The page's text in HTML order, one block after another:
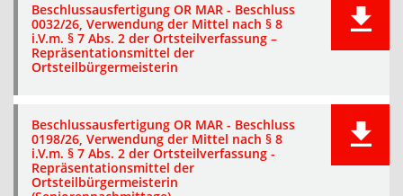
Beschlussausfertigung OR MAR - Beschluss
0032/26, Verwendung der Mittel nach § 8
i.V.m. § 7 Abs. 2 der Ortsteilverfassung –
Repräsentationsmittel der
Ortsteilbürgermeisterin
Beschlussausfertigung OR MAR - Beschluss
0198/26, Verwendung der Mittel nach § 8
i.V.m. § 7 Abs. 2 der Ortsteilverfassung -
Repräsentationsmittel der
Ortsteilbürgermeisterin